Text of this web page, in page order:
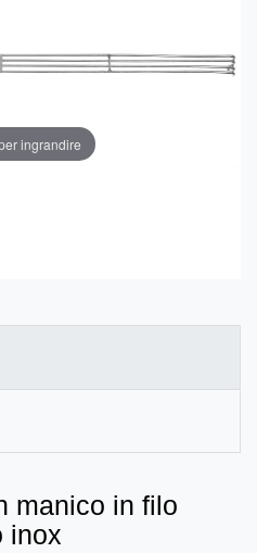
ingrandire
manico in filo
inox